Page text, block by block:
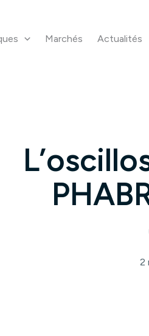
Marchés Actualités
2